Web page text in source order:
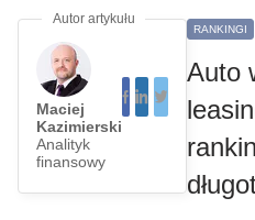
Maciej
Kazimierski
Analityk
finansowy
RANKINGI
Auto